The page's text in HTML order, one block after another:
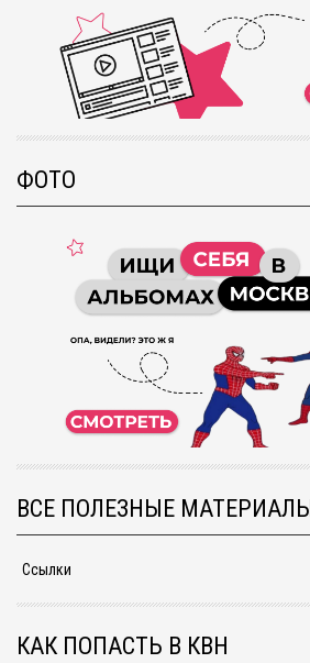
ФОТО
ВСЕ ПОЛЕЗНЫЕ МАТЕРИАЛЫ
Ссылки
КАК ПОПАСТЬ В КВН